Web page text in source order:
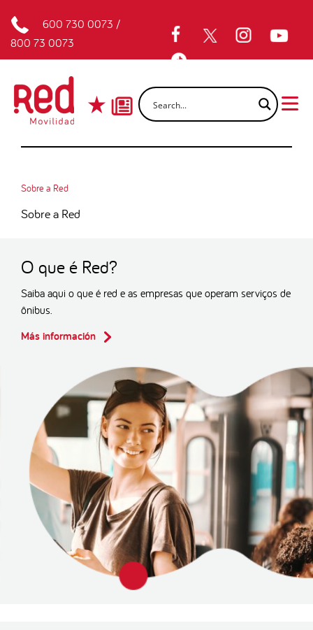
600 730 0073 /
800 73 0073
Sobre a Red
Sobre a Red
O que é Red?
Saiba aqui o que é red e as empresas que operam serviços de
ônibus.
Más información